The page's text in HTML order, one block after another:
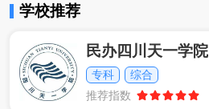
学校推荐
民办四川天一学院
专科
综合
推荐指数